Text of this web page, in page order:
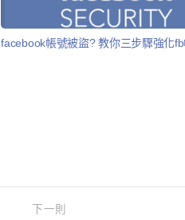
facebook帳號被盜? 教你三步驟強化
下一則